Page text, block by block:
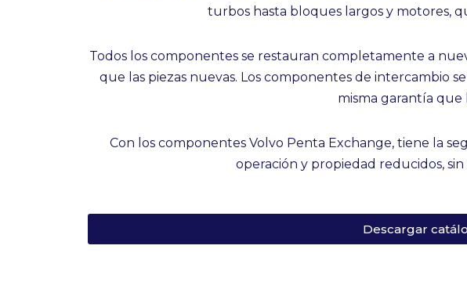
turbos hasta bloques largos y motores,
Todos los componentes se restauran completamente a
que las piezas nuevas. Los componentes de intercambio
misma garantía que
Con los componentes Volvo Penta Exchange, tiene la
operación y propiedad reducidos,
Descargar